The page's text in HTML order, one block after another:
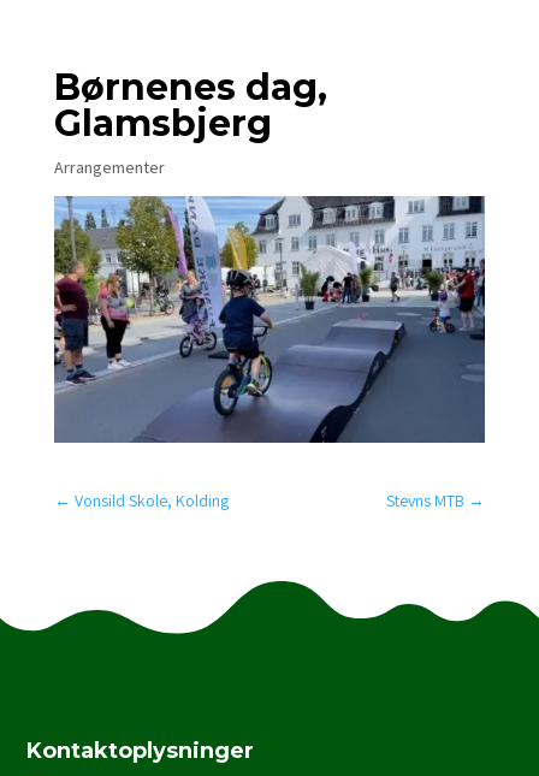
Børnenes dag,
Glamsbjerg
Arrangementer
← Vonsild Skole, Kolding Stevns MTB →
Kontaktoplysninger